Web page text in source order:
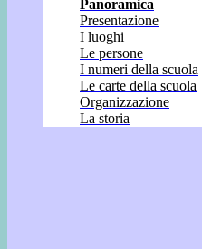
Panoramica
Presentazione
I luoghi
Le persone
I numeri della scuola
Le carte della scuola
Organizzazione
La storia